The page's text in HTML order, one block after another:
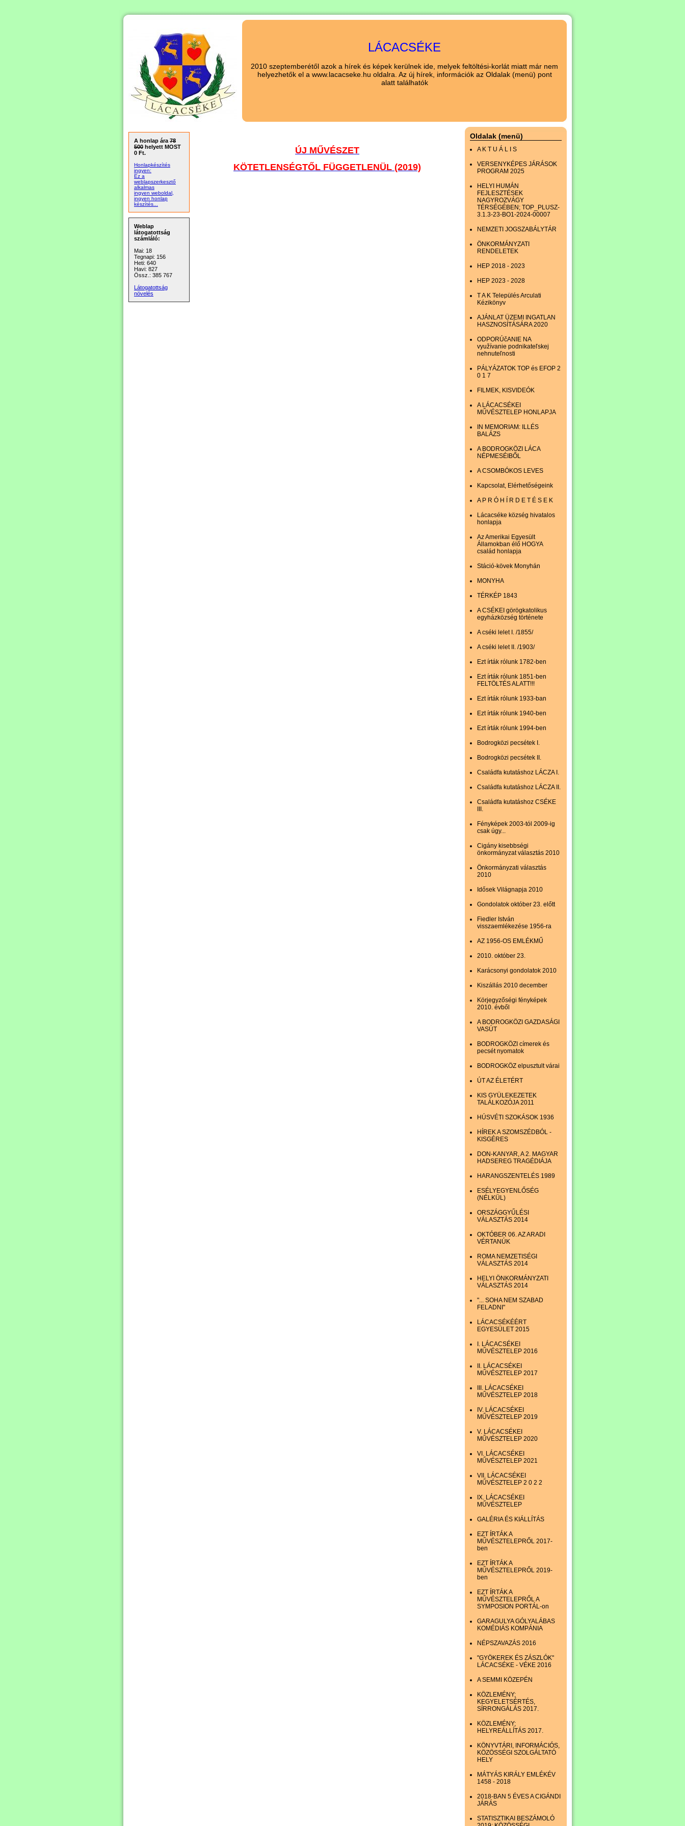
LÁCACSÉKE
2010 szeptemberétől azok a hírek és képek kerülnek ide, melyek feltöltési-korlát miatt már nem
helyezhetők el a www.lacacseke.hu oldalra. Az új hírek, információk az Oldalak (menü) pont
alatt találhatók
Oldalak (menü)
A K T U Á L I S
VERSENYKÉPES JÁRÁSOK
PROGRAM 2025
HELYI HUMÁN
FEJLESZTÉSEK
NAGYROZVÁGY
TÉRSÉGÉBEN; TOP_PLUSZ-
3.1.3-23-BO1-2024-00007
NEMZETI JOGSZABÁLYTÁR
ÖNKORMÁNYZATI
RENDELETEK
HEP 2018 - 2023
HEP 2023 - 2028
T A K Település Arculati
Kézikönyv
AJÁNLAT ÜZEMI INGATLAN
HASZNOSÍTÁSÁRA 2020
ODPORÚčANIE NA
využívanie podnikateľskej
nehnuteľnosti
PÁLYÁZATOK TOP és EFOP 2
0 1 7
FILMEK, KISVIDEÓK
A LÁCACSÉKEI
MŰVÉSZTELEP HONLAPJA
IN MEMORIAM: ILLÉS
BALÁZS
A BODROGKÖZI LÁCA
NÉPMESÉIBŐL
A CSOMBÓKOS LEVES
Kapcsolat, Elérhetőségeink
A P R Ó H Í R D E T É S E K
Lácacséke község hivatalos
honlapja
Az Amerikai Egyesült
Államokban élő HOGYA
család honlapja
Stáció-kövek Monyhán
MONYHA
TÉRKÉP 1843
A CSÉKEI görögkatolikus
egyházközség története
A cséki lelet I. /1855/
A cséki lelet II. /1903/
Ezt írták rólunk 1782-ben
Ezt írták rólunk 1851-ben
FELTÖLTÉS ALATT!!!
Ezt írták rólunk 1933-ban
Ezt írták rólunk 1940-ben
Ezt írták rólunk 1994-ben
Bodrogközi pecsétek I.
Bodrogközi pecsétek II.
Családfa kutatáshoz LÁCZA I.
Családfa kutatáshoz LÁCZA II.
Családfa kutatáshoz CSÉKE
III.
Fényképek 2003-tól 2009-ig
csak úgy...
Cigány kisebbségi
önkormányzat választás 2010
Önkormányzati választás
2010
Idősek Világnapja 2010
Gondolatok október 23. előtt
Fiedler István
visszaemlékezése 1956-ra
AZ 1956-OS EMLÉKMŰ
2010. október 23.
Karácsonyi gondolatok 2010
Kiszállás 2010 december
Körjegyzőségi fényképek
2010. évből
A BODROGKÖZI GAZDASÁGI
VASÚT
BODROGKÖZI címerek és
pecsét nyomatok
BODROGKÖZ elpusztult várai
ÚT AZ ÉLETÉRT
KIS GYÜLEKEZETEK
TALÁLKOZÓJA 2011
HÚSVÉTI SZOKÁSOK 1936
HÍREK A SZOMSZÉDBÓL -
KISGÉRES
DON-KANYAR, A 2. MAGYAR
HADSEREG TRAGÉDIÁJA
HARANGSZENTELÉS 1989
ESÉLYEGYENLŐSÉG
(NÉLKÜL)
ORSZÁGGYŰLÉSI
VÁLASZTÁS 2014
OKTÓBER 06. AZ ARADI
VÉRTANÚK
ROMA NEMZETISÉGI
VÁLASZTÁS 2014
HELYI ÖNKORMÁNYZATI
VÁLASZTÁS 2014
"... SOHA NEM SZABAD
FELADNI"
LÁCACSÉKÉÉRT
EGYESÜLET 2015
I. LÁCACSÉKEI
MŰVÉSZTELEP 2016
II. LÁCACSÉKEI
MŰVÉSZTELEP 2017
III. LÁCACSÉKEI
MŰVÉSZTELEP 2018
IV. LÁCACSÉKEI
MŰVÉSZTELEP 2019
V. LÁCACSÉKEI
MŰVÉSZTELEP 2020
VI. LÁCACSÉKEI
MŰVÉSZTELEP 2021
VII. LÁCACSÉKEI
MŰVÉSZTELEP 2 0 2 2
IX. LÁCACSÉKEI
MŰVÉSZTELEP
GALÉRIA ÉS KIÁLLÍTÁS
EZT ÍRTÁK A
MŰVÉSZTELEPRŐL 2017-
ben
EZT ÍRTÁK A
MŰVÉSZTELEPRŐL 2019-
ben
EZT ÍRTÁK A
MŰVÉSZTELEPRŐL A
SYMPOSION PORTÁL-on
GARAGULYA GÓLYALÁBAS
KOMÉDIÁS KOMPÁNIA
NÉPSZAVAZÁS 2016
"GYÖKEREK ÉS ZÁSZLÓK"
LÁCACSÉKE - VÉKE 2016
A SEMMI KÖZEPÉN
KÖZLEMÉNY;
KEGYELETSÉRTÉS,
SÍRRONGÁLÁS 2017.
KÖZLEMÉNY;
HELYREÁLLÍTÁS 2017.
KÖNYVTÁRI, INFORMÁCIÓS,
KÖZÖSSÉGI SZOLGÁLTATÓ
HELY
MÁTYÁS KIRÁLY EMLÉKÉV
1458 - 2018
2018-BAN 5 ÉVES A CIGÁNDI
JÁRÁS
STATISZTIKAI BESZÁMOLÓ
ÚJ MŰVÉSZET
KÖTETLENSÉGTŐL FÜGGETLENÜL (2019)
A honlap ára 78
500 helyett MOST
0 Ft.
Honlapkészítés
ingyen:
Ez a
weblapszerkesztő
alkalmas
ingyen weboldal,
ingyen honlap
készítés...
Weblap
látogatottság
számláló:
Mai: 18
Tegnapi: 156
Heti: 640
Havi: 827
Össz.: 385 767
Látogatottság
növelés